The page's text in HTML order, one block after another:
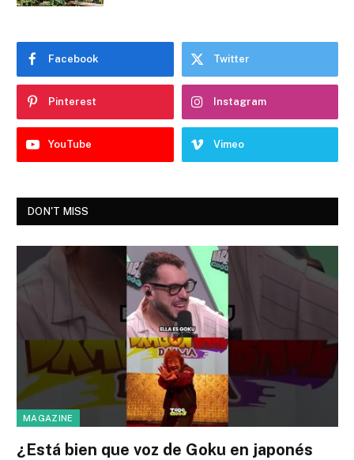
Facebook Twitter
Pinterest Instagram
YouTube Vimeo
DON'T MISS
MAGAZINE
¿Está bien que voz de Goku en japonés